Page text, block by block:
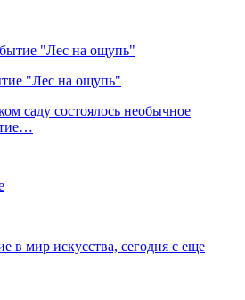
"Лес на ощупь"
саду состоялось необычное
в мир искусства, сегодня с еще